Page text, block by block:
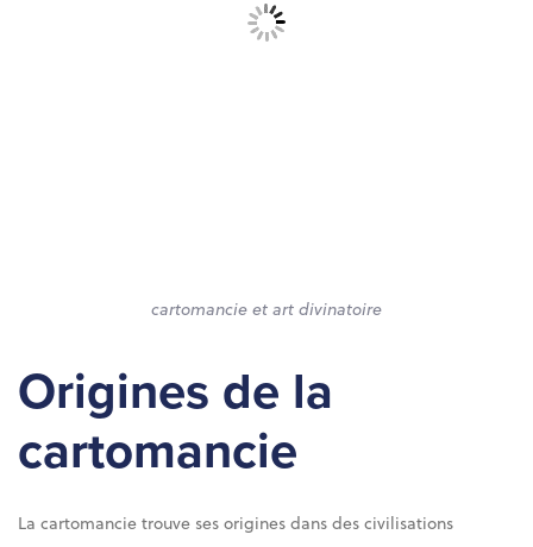
cartomancie et art divinatoire
Origines de la
cartomancie
La cartomancie trouve ses origines dans des civilisations